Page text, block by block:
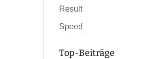
Result
Speed
Top-Beiträge